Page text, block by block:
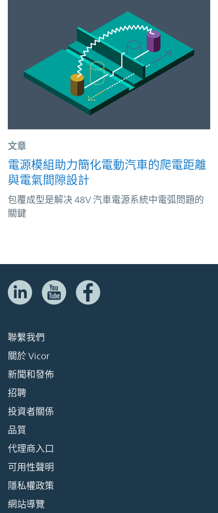
文章
電源模組助力簡化電動汽車的爬電距離
與電氣間隙設計
包覆成型是解决 48V 汽車電源系統中電弧問題的
關鍵
聯繫我們
關於 Vicor
新聞和發佈
招聘
投資者關係
品質
代理商入口
可用性聲明
隱私權政策
網站導覽